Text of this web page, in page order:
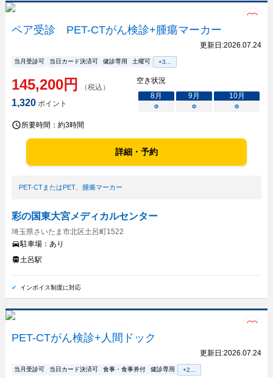
ペア受診 PET-CTがん検診+腫瘍マーカー
更新日:2026.07.24
当月受診可 当日カード決済可 健診専用 土曜可 +3...
145,200円 （税込）
1,320ポイント
空き状況
8月 9月 10月
○
○ ○
所要時間： 約3時間
詳細・予約
PET-CTまたはPET、 腫瘍マーカー
彩の国東大宮メディカルセンター
埼玉県さいたま市北区土呂町1522
駐車場： あり
土呂駅
インボイス制度に対応
PET-CTがん検診+人間ドック
更新日:2026.07.24
当月受診可 当日カード決済可 食事・食事券付 健診専用 +2...